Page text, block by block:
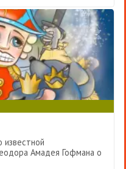
известной
Амадея Гофмана о